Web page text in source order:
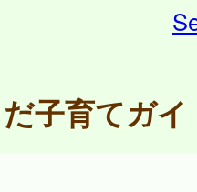
子育てガ